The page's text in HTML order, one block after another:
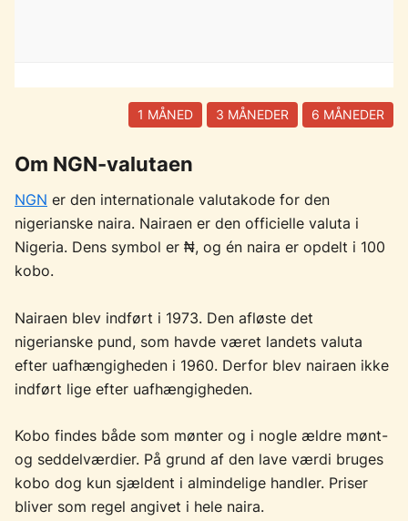
1 MÅNED 3 MÅNEDER 6 MÅNEDER
Om NGN-valutaen
NGN er den internationale valutakode for den
nigerianske naira. Nairaen er den officielle valuta i
Nigeria. Dens symbol er ₦, og én naira er opdelt i 100
kobo.
Nairaen blev indført i 1973. Den afløste det
nigerianske pund, som havde været landets valuta
efter uafhængigheden i 1960. Derfor blev nairaen ikke
indført lige efter uafhængigheden.
Kobo findes både som mønter og i nogle ældre mønt-
og seddelværdier. På grund af den lave værdi bruges
kobo dog kun sjældent i almindelige handler. Priser
bliver som regel angivet i hele naira.